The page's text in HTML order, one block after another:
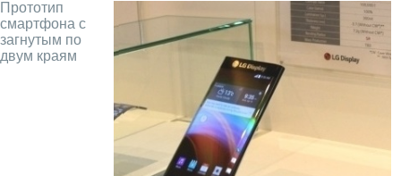
Прототип
смартфона с
загнутым по
двум краям